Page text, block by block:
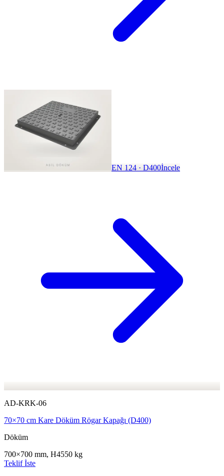
EN 124 · D400İncele
AD-KRK-06
70×70 cm Kare Döküm Rögar Kapağı (D400)
Döküm
700×700 mm, H4550 kg
Teklif İste